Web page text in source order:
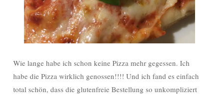
Wie lange habe ich schon keine Pizza mehr gegessen. Ich
habe die Pizza wirklich genossen!!!! Und ich fand es einfach
total schön, dass die glutenfreie Bestellung so unkompliziert